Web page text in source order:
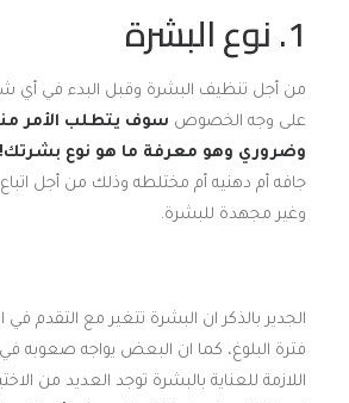
1. نوع البشرة
من أجل تنظيف البشرة وقبل البدء في أي
على وجه الخصوص سوف يتطلب الأمر
وضروري وهو معرفة ما هو نوع بشرتك!
جافه أم دهنيه أم مختلطه وذلك من أجل
وغير مجهدة للبشرة.
الجدير بالذكر ان البشرة تتغير مع التقدم
فترة البلوغ، كما ان البعض يواجه صعوبه في
اللازمة للعناية بالبشرة توجد العديد من